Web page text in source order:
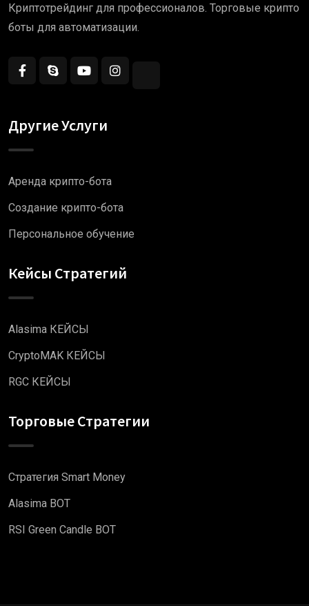
Криптотрейдинг для профессионалов. Торговые крипто
боты для автоматизации.
Другие Услуги
Аренда крипто-бота
Создание крипто-бота
Персональное обучение
Кейсы Стратегий
Alasima КЕЙСЫ
CryptoMAK КЕЙСЫ
RGC КЕЙСЫ
Торговые Стратегии
Стратегия Smart Money
Alasima BOT
RSI Green Candle BOT